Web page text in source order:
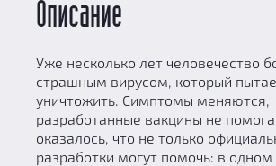
Описание
Уже несколько лет человечество
страшным вирусом, который
уничтожить. Симптомы меняются,
разработанные вакцины не
оказалось, что не только
разработки могут помочь: в одном